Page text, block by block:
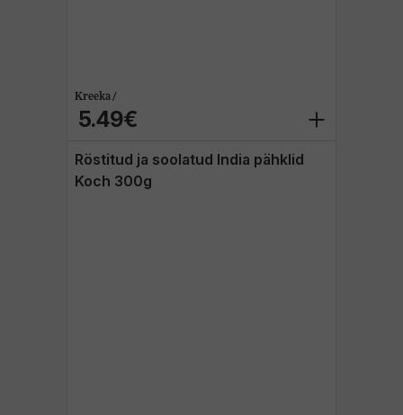
Kreeka /
5.49€
Röstitud ja soolatud India pähklid
Koch 300g